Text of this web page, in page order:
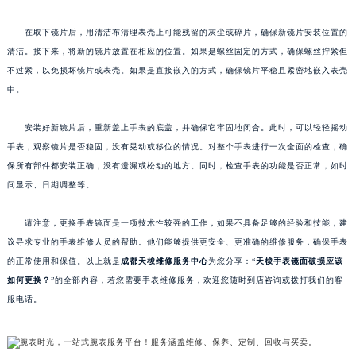
在取下镜片后，用清洁布清理表壳上可能残留的灰尘或碎片，确保新镜片安装位置的
清洁。接下来，将新的镜片放置在相应的位置。如果是螺丝固定的方式，确保螺丝拧紧但
不过紧，以免损坏镜片或表壳。如果是直接嵌入的方式，确保镜片平稳且紧密地嵌入表壳
中。
安装好新镜片后，重新盖上手表的底盖，并确保它牢固地闭合。此时，可以轻轻摇动
手表，观察镜片是否稳固，没有晃动或移位的情况。对整个手表进行一次全面的检查，确
保所有部件都安装正确，没有遗漏或松动的地方。同时，检查手表的功能是否正常，如时
间显示、日期调整等。
请注意，更换手表镜面是一项技术性较强的工作，如果不具备足够的经验和技能，建
议寻求专业的手表维修人员的帮助。他们能够提供更安全、更准确的维修服务，确保手表
的正常使用和保值。以上就是成都天梭维修服务中心为您分享：“天梭手表镜面破损应该
如何更换？ ”的全部内容，若您需要手表维修服务，欢迎您随时到店咨询或拨打我们的客
服电话。